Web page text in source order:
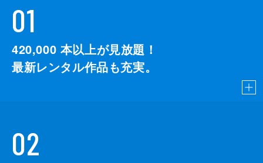
01
420,000 本以上が見放題！
最新レンタル作品も充実。
02